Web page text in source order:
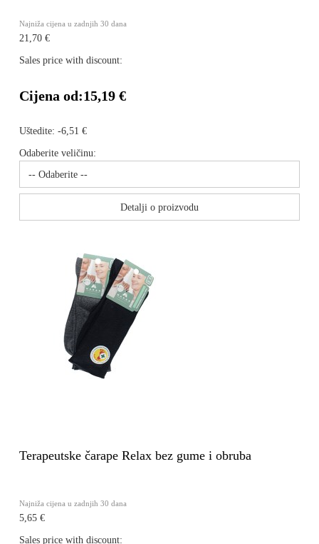
Najniža cijena u zadnjih 30 dana
21,70 €
Sales price with discount:
Cijena od:15,19 €
Uštedite: -6,51 €
Odaberite veličinu:
Detalji o proizvodu
Terapeutske čarape Relax bez gume i obruba
Najniža cijena u zadnjih 30 dana
5,65 €
Sales price with discount: